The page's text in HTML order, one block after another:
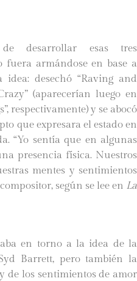
desarrollar esas tres
fuera armándose en base a
desechó “Raving and
(aparecerían luego en
respectivamente) y se abocó
que expresara el estado en
“Yo sentía que en algunas
presencia física. Nuestros
mentes y sentimientos
según se lee en La
en torno a la idea de la
Barrett, pero también la
de los sentimientos de amor